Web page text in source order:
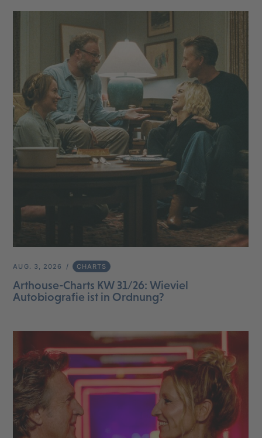
AUG. 3, 2026 CHARTS
Arthouse-Charts KW 31/26: Wieviel
Autobiografie ist in Ordnung?